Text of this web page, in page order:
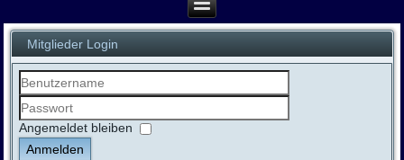
Mitglieder Login
Benutzername
Passwort
Angemeldet bleiben
Anmelden